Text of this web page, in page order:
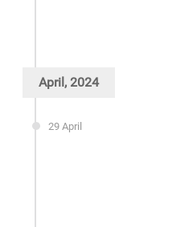
April, 2024
29 April